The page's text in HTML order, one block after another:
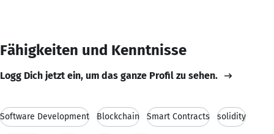
Fähigkeiten und Kenntnisse
Logg Dich jetzt ein, um das ganze Profil zu sehen.
Software Development Blockchain Smart Contracts solidity